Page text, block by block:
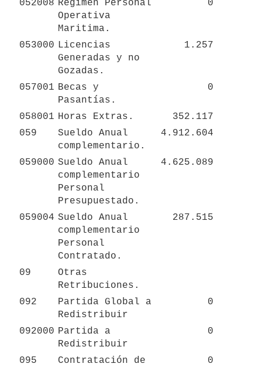
052008 Regimen Personal
Operativa
Maritima.
0
053000 Licencias
Generadas y no
Gozadas.
1.257
057001 Becas y
Pasantías.
0
058001 Horas Extras.
352.117
059
Sueldo Anual
complementario.
4.912.604
059000 Sueldo Anual
complementario
Personal
Presupuestado.
4.625.089
059004 Sueldo Anual
complementario
Personal
Contratado.
287.515
09
Otras
Retribuciones.
092
Partida Global a
Redistribuir
0
092000 Partida a
Redistribuir
0
095
Contratación de
0